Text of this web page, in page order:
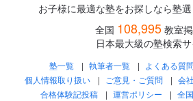
お子様に最適な塾をお探しなら塾
全国 108,995 教室
日本最大級の塾検索サ
塾一覧 執筆者一覧 よくある質
個人情報取り扱い
ご意見・ご質問 会
合格体験記投稿
運営ポリシー
全